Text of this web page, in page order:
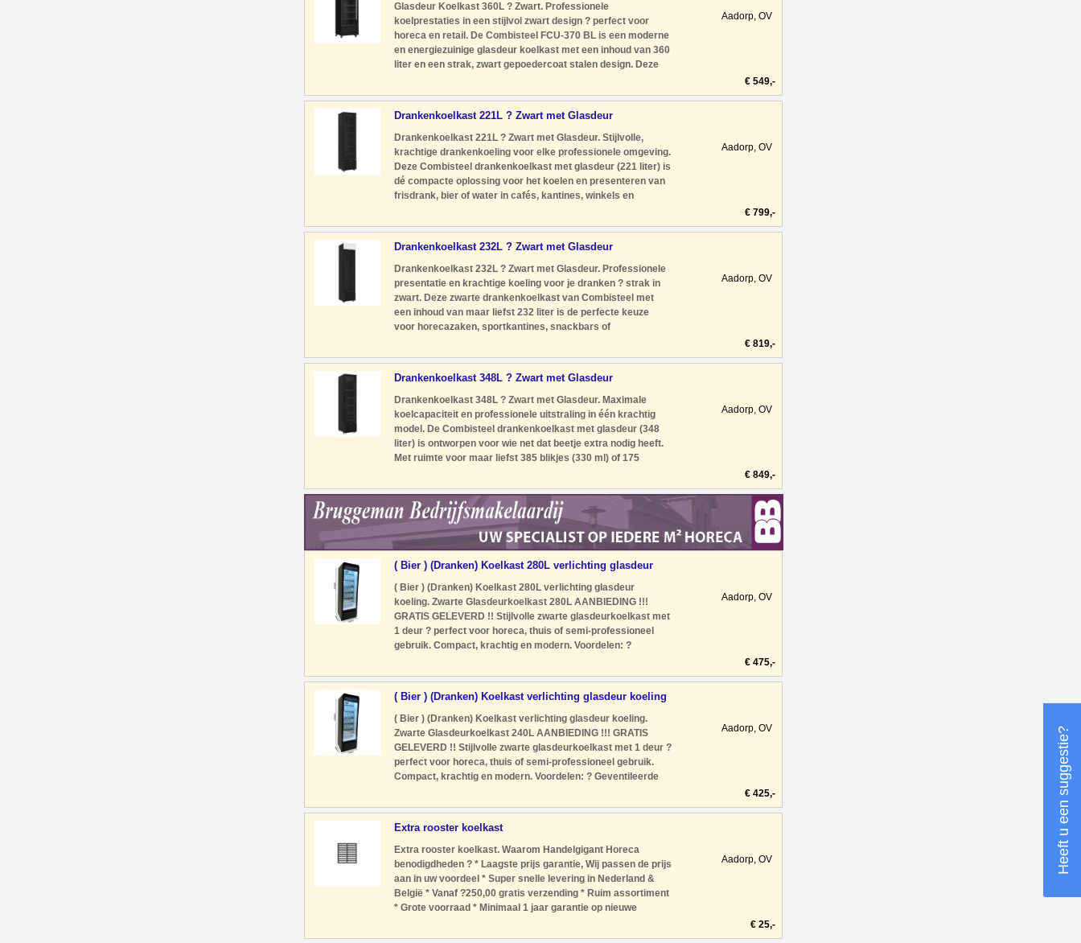
Glasdeur Koelkast 360L ? Zwart. Professionele
koelprestaties in een stijlvol zwart design ? perfect voor
horeca en retail. De Combisteel FCU-370 BL is een moderne
en energiezuinige glasdeur koelkast met een inhoud van 360
liter en een strak, zwart gepoedercoat stalen design. Deze
sportkantine
Aadorp, OV
€ 549,-
Drankenkoelkast 221L ? Zwart met Glasdeur
Drankenkoelkast 221L ? Zwart met Glasdeur. Stijlvolle,
krachtige drankenkoeling voor elke professionele omgeving.
Deze Combisteel drankenkoelkast met glasdeur (221 liter) is
dé compacte oplossing voor het koelen en presenteren van
frisdrank, bier of water in cafés, kantines, winkels en
heldere
Aadorp, OV
€ 799,-
Drankenkoelkast 232L ? Zwart met Glasdeur
Drankenkoelkast 232L ? Zwart met Glasdeur. Professionele
presentatie en krachtige koeling voor je dranken ? strak in
zwart. Deze zwarte drankenkoelkast van Combisteel met
een inhoud van maar liefst 232 liter is de perfecte keuze
voor horecazaken, sportkantines, snackbars of
verlichting presenteer je
Aadorp, OV
€ 819,-
Drankenkoelkast 348L ? Zwart met Glasdeur
Drankenkoelkast 348L ? Zwart met Glasdeur. Maximale
koelcapaciteit en professionele uitstraling in één krachtig
model. De Combisteel drankenkoelkast met glasdeur (348
liter) is ontworpen voor wie net dat beetje extra nodig heeft.
Met ruimte voor maar liefst 385 blikjes (330 ml) of 175
h
Aadorp, OV
€ 849,-
( Bier ) (Dranken) Koelkast 280L verlichting glasdeur
( Bier ) (Dranken) Koelkast 280L verlichting glasdeur
koeling. Zwarte Glasdeurkoelkast 280L AANBIEDING !!!
GRATIS GELEVERD !! Stijlvolle zwarte glasdeurkoelkast met
1 deur ? perfect voor horeca, thuis of semi-professioneel
gebruik. Compact, krachtig en modern. Voordelen: ?
Energiezuinige LED
Aadorp, OV
€ 475,-
( Bier ) (Dranken) Koelkast verlichting glasdeur koeling
( Bier ) (Dranken) Koelkast verlichting glasdeur koeling.
Zwarte Glasdeurkoelkast 240L AANBIEDING !!! GRATIS
GELEVERD !! Stijlvolle zwarte glasdeurkoelkast met 1 deur ?
perfect voor horeca, thuis of semi-professioneel gebruik.
Compact, krachtig en modern. Voordelen: ? Geventileerde
LED-verl
Aadorp, OV
€ 425,-
Extra rooster koelkast
Extra rooster koelkast. Waarom Handelgigant Horeca
benodigdheden ? * Laagste prijs garantie, Wij passen de prijs
aan in uw voordeel * Super snelle levering in Nederland &
België * Vanaf ?250,00 gratis verzending * Ruim assortiment
* Grote voorraad * Minimaal 1 jaar garantie op nieuwe
betalen
Aadorp, OV
€ 25,-
Heeft u een suggestie?